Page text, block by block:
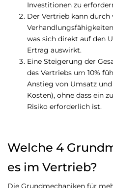
Investitionen zu
Der Vertrieb kann durch
was sich direkt auf den
Ertrag auswirkt.
Eine Steigerung der
des Vertriebs um 10%
Anstieg von Umsatz
Kosten), ohne dass ein
Risiko erforderlich ist.
Welche 4
es im Vertrieb?
Die Grundmechaniken für